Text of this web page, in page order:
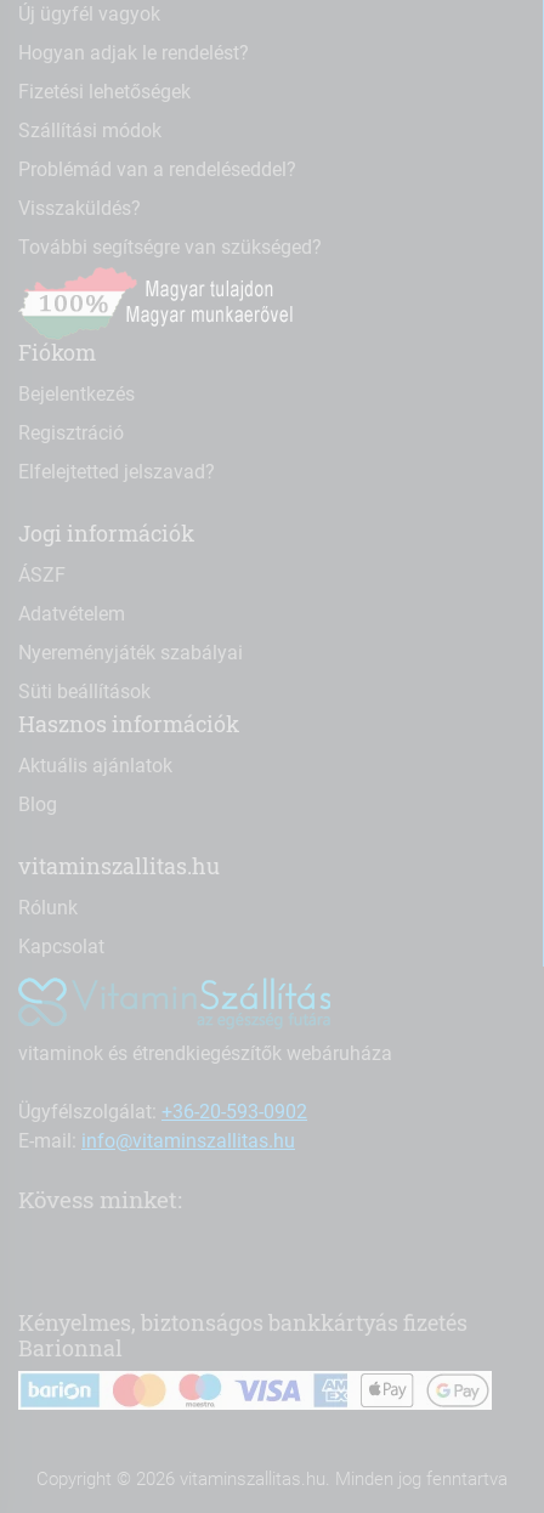
Új ügyfél vagyok
Hogyan adjak le rendelést?
Fizetési lehetőségek
Szállítási módok
Problémád van a rendeléseddel?
Visszaküldés?
További segítségre van szükséged?
Fiókom
Bejelentkezés
Regisztráció
Elfelejtetted jelszavad?
Jogi információk
ÁSZF
Adatvételem
Nyereményjáték szabályai
Süti beállítások
Hasznos információk
Aktuális ajánlatok
Blog
vitaminszallitas.hu
Rólunk
Kapcsolat
vitaminok és étrendkiegészítők webáruháza
Ügyfélszolgálat: +36-20-593-0902
E-mail: info@vitaminszallitas.hu
Kövess minket:
Kényelmes, biztonságos bankkártyás fizetés
Barionnal
Copyright © 2026 vitaminszallitas.hu. Minden jog fenntartva